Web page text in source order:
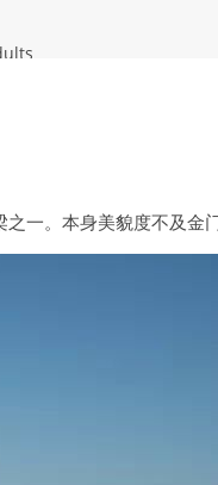
一。本身美貌度不及金